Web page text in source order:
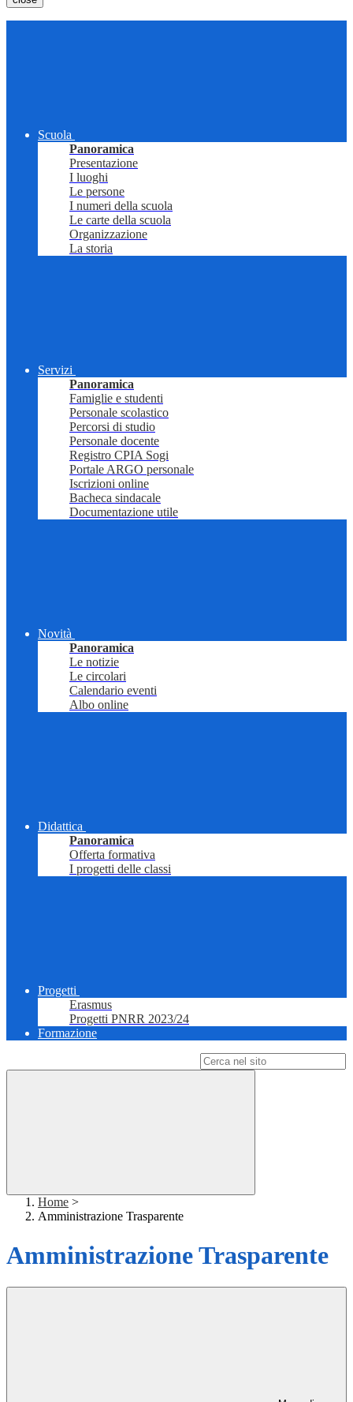
Scuola
Panoramica
Presentazione
I luoghi
Le persone
I numeri della scuola
Le carte della scuola
Organizzazione
La storia
Servizi
Panoramica
Famiglie e studenti
Personale scolastico
Percorsi di studio
Personale docente
Registro CPIA Sogi
Portale ARGO personale
Iscrizioni online
Bacheca sindacale
Documentazione utile
Novità
Panoramica
Le notizie
Le circolari
Calendario eventi
Albo online
Didattica
Panoramica
Offerta formativa
I progetti delle classi
Progetti
Erasmus
Progetti PNRR 2023/24
Formazione
Home >
Amministrazione Trasparente
Amministrazione Trasparente